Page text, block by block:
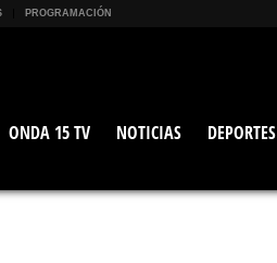
PROGRAMACIÓN
ONDA 15 TV NOTICIAS DEPORTES